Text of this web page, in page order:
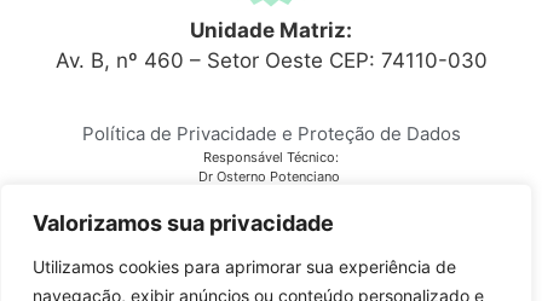
Valorizamos sua privacidade
Utilizamos cookies para aprimorar sua experiência de
navegação, exibir anúncios ou conteúdo personalizado e
Unidade Matriz:
Av. B, nº 460 – Setor Oeste CEP: 74110-030
Política de Privacidade e Proteção de Dados
Responsável Técnico:
Dr Osterno Potenciano
Laboratório Citocenter
CNPJ 03.810.678/0001-28